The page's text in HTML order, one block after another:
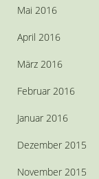
Mai 2016
April 2016
März 2016
Februar 2016
Januar 2016
Dezember 2015
November 2015